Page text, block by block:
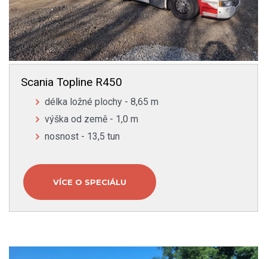
Scania Topline R450
délka ložné plochy - 8,65 m
výška od země - 1,0 m
nosnost - 13,5 tun
VÍCE O SPECIÁLU